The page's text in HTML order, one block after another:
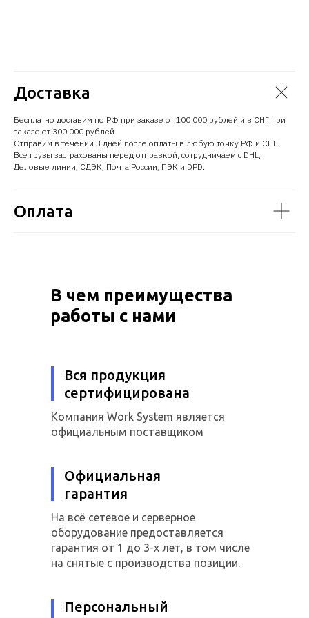
Доставка
Бесплатно доставим по РФ при заказе от 100 000 рублей и в СНГ при
заказе от 300 000 рублей.
Отправим в течении 3 дней после оплаты в любую точку РФ и СНГ.
Все грузы застрахованы перед отправкой, сотрудничаем с DHL,
Деловые линии, СДЭК, Почта России, ПЭК и DPD.
Оплата
В чем преимущества
работы с нами
Вся продукция
сертифицирована
Компания Work System является
официальным поставщиком
Официальная
гарантия
На всё сетевое и серверное
оборудование предоставляется
гарантия от 1 до 3-х лет, в том числе
на снятые с производства позиции.
Персональный